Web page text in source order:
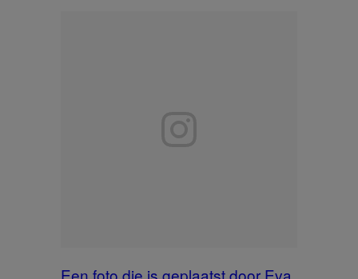
Een foto die is geplaatst door Eva